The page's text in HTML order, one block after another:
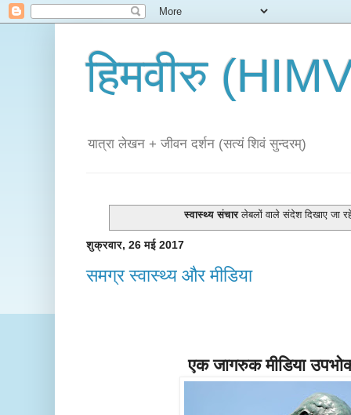
हिमवीरु
यात्रा लेखन + जीवन दर्शन (सत्यं शिवं सुन्दरम्)
स्वास्थ्य संचारलेबलों वाले संदेश दिखाए जा
शुक्रवार, 26 मई 2017
समग्र स्वास्थ्य और मीडिया
एक जागरुक मीडिया